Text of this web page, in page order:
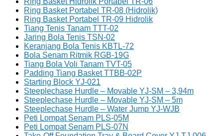
Ring Basket Portabel TR-08 (Hidrolik)
Ring Basket Portabel TR-09 Hidrolik
Tiang Tenis Tanam TTT-02
Jaring Bola Tenis TSN-02
Keranjang Bola Tenis KBTL-72
Bola Senam Ritmik RGB-19G
Tiang Bola Voli Tanam TVT-05
Padding Tiang Basket TTBB-02P
Starting Block YJ-021
Steeplechase Hurdle – Movable YJ-SM – 3,94m
Steeplechase Hurdle – Movable YJ-SM – 5m
Steeplechase Hurdle – Water Jump YJ-WJB
Peti Lompat Senam PLS-05M
Peti Lompat Senam PLS-07N